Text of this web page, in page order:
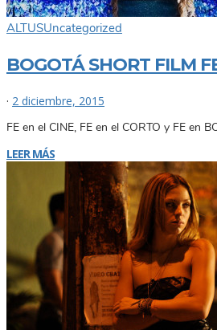
ALTUSUncategorized
BOGOTÁ SHORT FILM
· 2 diciembre, 2015
FE en el CINE, FE en el CORTO y FE en
LEER MÁS